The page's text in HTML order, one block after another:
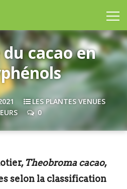
du cacao en
LES PLANTES VENUES
0
Theobroma cacao,
selon la classification